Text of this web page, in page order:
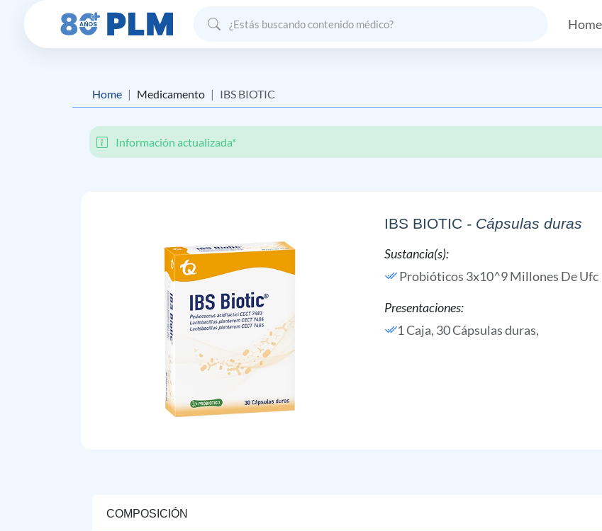
Home
Home Medicamento IBS BIOTIC
Información actualizada*
IBS BIOTIC - Cápsulas duras
Sustancia(s):
Probióticos 3x10^9 Millones De Ufc
Presentaciones:
1 Caja, 30 Cápsulas duras,
COMPOSICIÓN